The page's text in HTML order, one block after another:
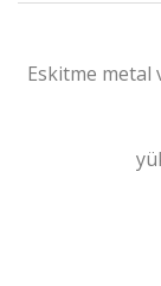
Eskitme metal